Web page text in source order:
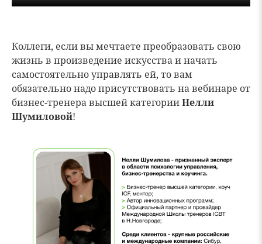
Коллеги, если вы мечтаете преобразовать свою
жизнь в произведение искусства и начать
самостоятельно управлять ей, то вам
обязательно надо присутствовать на вебинаре от
бизнес-тренера высшей категорииНелли
Шумиловой!